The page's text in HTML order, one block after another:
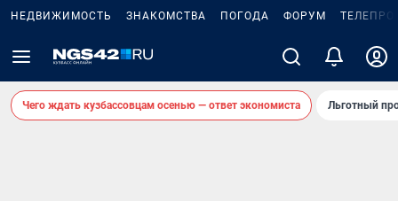
НЕДВИЖИМОСТЬ ЗНАКОМСТВА ПОГОДА ФОРУМ
Чего ждать кузбассовцам осенью — ответ экономиста Льготный